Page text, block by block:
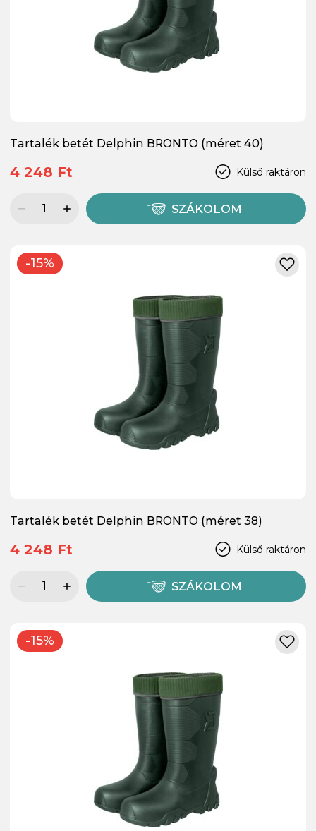
Tartalék betét Delphin BRONTO (méret 40)
Külső raktáron
4 248 Ft
SZÁKOLOM
-15%
Tartalék betét Delphin BRONTO (méret 38)
Külső raktáron
4 248 Ft
SZÁKOLOM
-15%